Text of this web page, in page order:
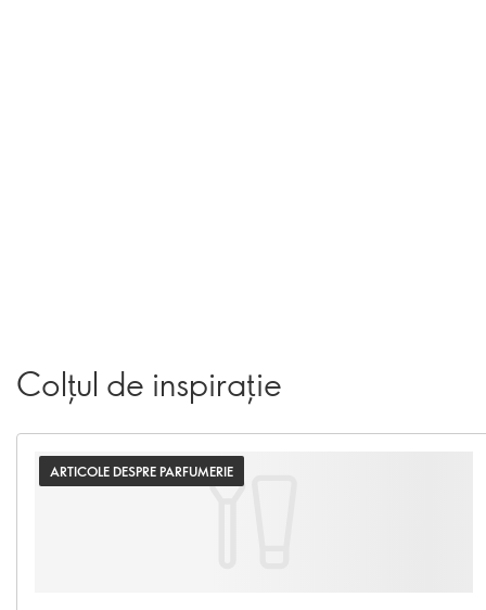
Colțul de inspirație
ARTICOLE DESPRE PARFUMERIE